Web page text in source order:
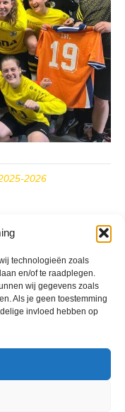
technologieën zoals
en/of te raadplegen.
wij gegevens zoals
Als je geen toestemming
invloed hebben op
2026